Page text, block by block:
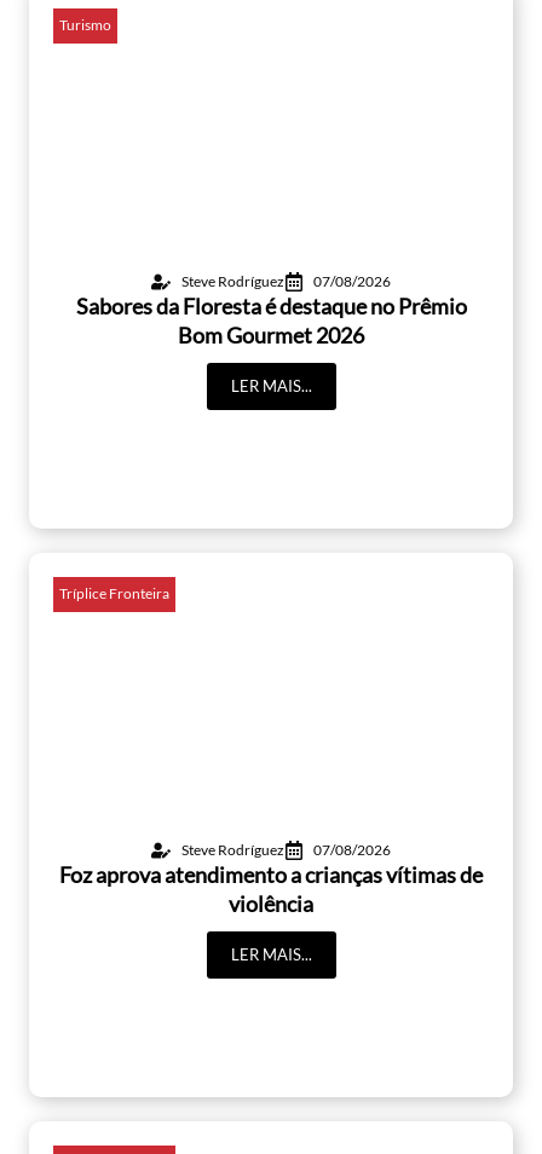
Turismo
Steve Rodríguez 07/08/2026
Sabores da Floresta é destaque no Prêmio
Bom Gourmet 2026
LER MAIS...
Tríplice Fronteira
Steve Rodríguez 07/08/2026
Foz aprova atendimento a crianças vítimas de
violência
LER MAIS...